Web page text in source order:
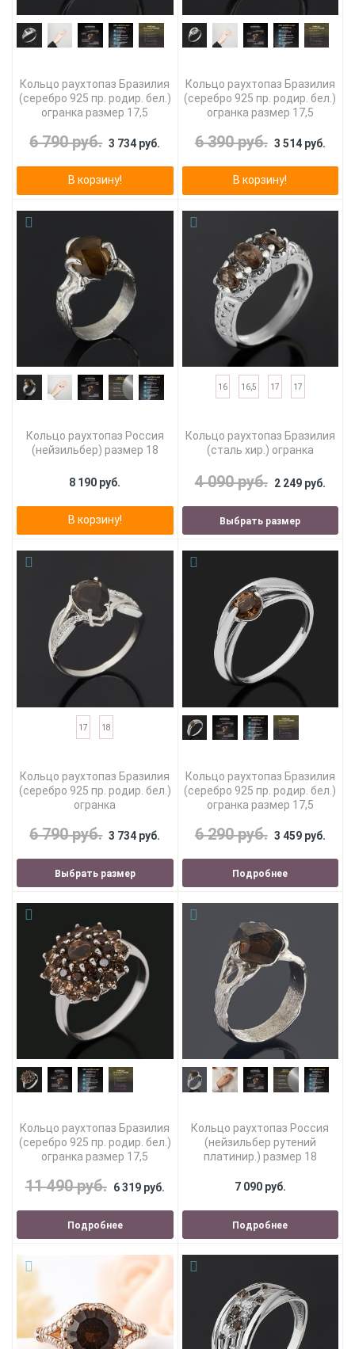
Кольцо раухтопаз Бразилия
(серебро 925 пр. родир. бел.)
огранка размер 17,5
6 790 руб. 3 734 руб.
В корзину!
Кольцо раухтопаз Бразилия
(серебро 925 пр. родир. бел.)
огранка размер 17,5
6 390 руб. 3 514 руб.
В корзину!
Кольцо раухтопаз Россия
(нейзильбер) размер 18
8 190 руб.
В корзину!
16 16,5 17 17
Кольцо раухтопаз Бразилия
(сталь хир.) огранка
4 090 руб. 2 249 руб.
Выбрать размер
17 18
Кольцо раухтопаз Бразилия
(серебро 925 пр. родир. бел.)
огранка
6 790 руб. 3 734 руб.
Выбрать размер
Кольцо раухтопаз Бразилия
(серебро 925 пр. родир. бел.)
огранка размер 17,5
6 290 руб. 3 459 руб.
Подробнее
Кольцо раухтопаз Бразилия
(серебро 925 пр. родир. бел.)
огранка размер 17,5
11 490 руб. 6 319 руб.
Подробнее
Кольцо раухтопаз Россия
(нейзильбер рутений
платинир.) размер 18
7 090 руб.
Подробнее